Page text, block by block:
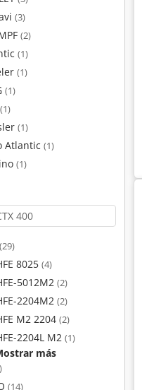
(3)
(2)
(1)
(1)
(1)
(1)
(1)
Atlantic (1)
(1)
(29)
8025 (4)
5012M2 (2)
2204M2 (2)
M2 2204 (2)
2204L M2 (1)
más
(14)